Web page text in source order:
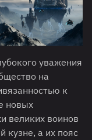
уважения
на
к
новых
великих воинов
а их пояс